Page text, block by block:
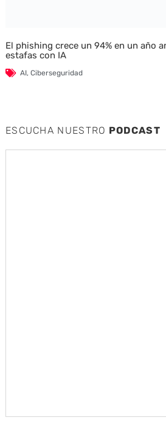
El phishing crece un 94% en un año
estafas con IA
AI, Ciberseguridad
ESCUCHA NUESTRO PODCAST